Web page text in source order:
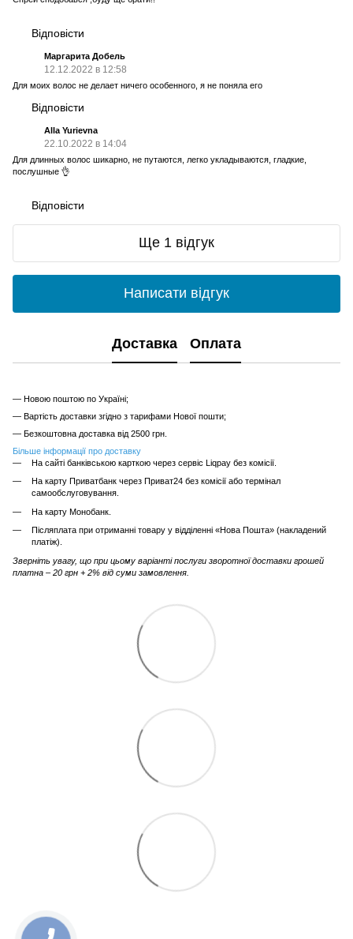
Відповісти
Маргарита Добель
12.12.2022 в 12:58
Для моих волос не делает ничего особенного, я не поняла его
Відповісти
Alla Yurievna
22.10.2022 в 14:04
Для длинных волос шикарно, не путаются, легко укладываются, гладкие,
послушные 👌
Відповісти
Ще 1 відгук
Написати відгук
Доставка Оплата
— Новою поштою по Україні;
— Вартість доставки згідно з тарифами Нової пошти;
— Безкоштовна доставка від 2500 грн.
Більше інформації про доставку
На сайті банківською карткою через сервіс Liqpay без комісії.
На карту Приватбанк через Приват24 без комісії або термінал
самообслуговування.
На карту Монобанк.
Післяплата при отриманні товару у відділенні «Нова Пошта» (накладений
платіж).
Зверніть увагу, що при цьому варіанті послуги зворотної доставки грошей
платна – 20 грн + 2% від суми замовлення.